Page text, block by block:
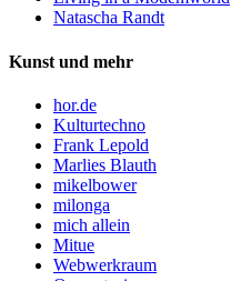
Natascha Randt
Kunst und mehr
hor.de
Kulturtechno
Frank Lepold
Marlies Blauth
mikelbower
milonga
mich allein
Mitue
Webwerkraum